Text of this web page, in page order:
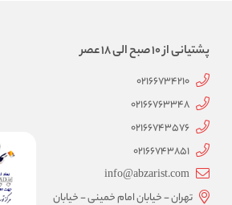
پشتیانی از 10 صبح الی 18 عصر
02166734210
02166763348
02166743576
02166743851
info@abzarist.com
تهران - خیابان امام خمینی - خیابان